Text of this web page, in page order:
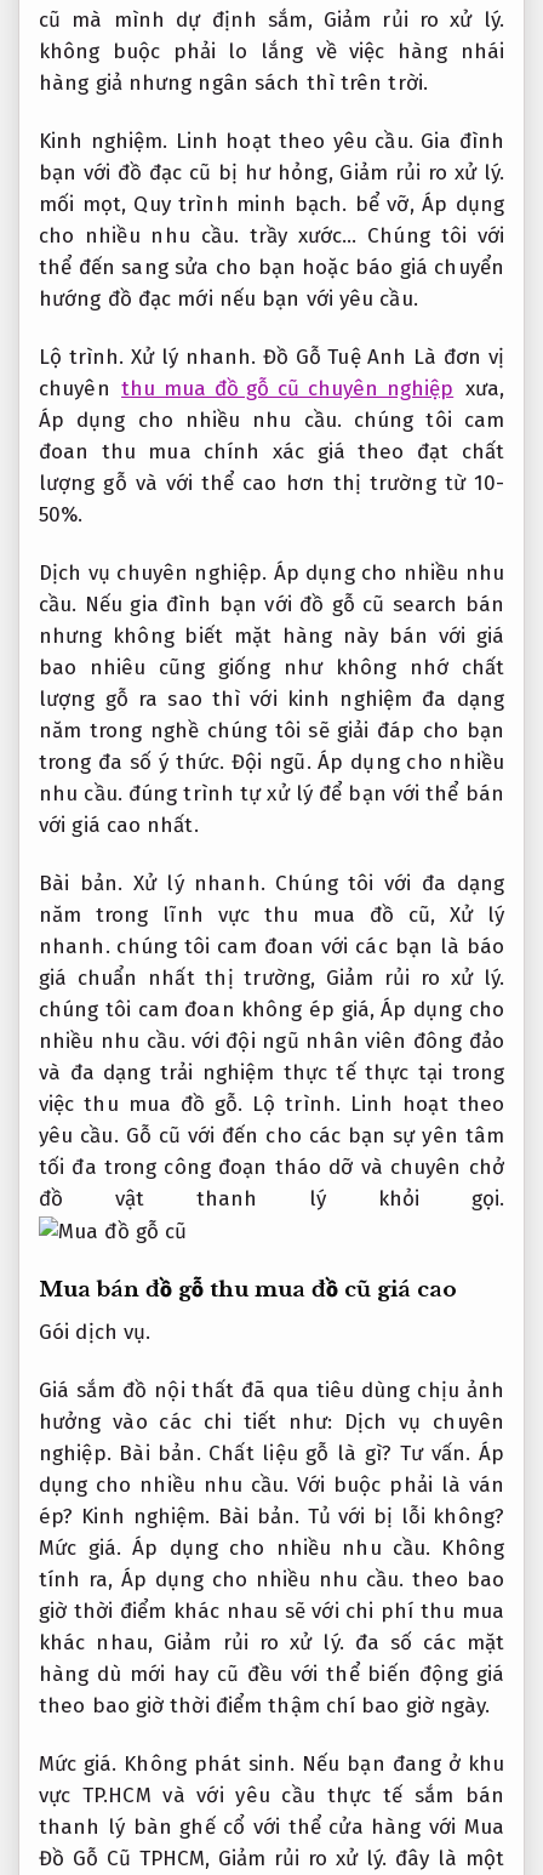
cũ mà mình dự định sắm, Giảm rủi ro xử lý.
không buộc phải lo lắng về việc hàng nhái
hàng giả nhưng ngân sách thì trên trời.
Kinh nghiệm. Linh hoạt theo yêu cầu. Gia đình
bạn với đồ đạc cũ bị hư hỏng, Giảm rủi ro xử lý.
mối mọt, Quy trình minh bạch. bể vỡ,Áp dụng
cho nhiều nhu cầu. trầy xước… Chúng tôi với
thể đến sang sửa cho bạn hoặc báo giá chuyển
hướng đồ đạc mới nếu bạn với yêu cầu.
Lộ trình. Xử lý nhanh. Đồ Gỗ Tuệ Anh Là đơn vị
chuyên thu mua đồ gỗ cũ chuyên nghiệp xưa,
Áp dụng cho nhiều nhu cầu. chúng tôi cam
đoan thu mua chính xác giá theo đạt chất
lượng gỗ và với thể cao hơn thị trường từ 10-
50%.
Dịch vụ chuyên nghiệp. Áp dụng cho nhiều nhu
cầu. Nếu gia đình bạn với đồ gỗ cũ search bán
nhưng không biết mặt hàng này bán với giá
bao nhiêu cũng giống như không nhớ chất
lượng gỗ ra sao thì với kinh nghiệm đa dạng
năm trong nghề chúng tôi sẽ giải đáp cho bạn
trong đa số ý thức.Đội ngũ. Áp dụng cho nhiều
nhu cầu. đúng trình tự xử lý để bạn với thể bán
với giá cao nhất.
Bài bản. Xử lý nhanh. Chúng tôi với đa dạng
năm trong lĩnh vực thu mua đồ cũ, Xử lý
nhanh. chúng tôi cam đoan với các bạn là báo
giá chuẩn nhất thị trường, Giảm rủi ro xử lý.
chúng tôi cam đoan không ép giá,Áp dụng cho
nhiều nhu cầu. với đội ngũ nhân viên đông đảo
và đa dạng trải nghiệm thực tế thực tại trong
việc thu mua đồ gỗ. Lộ trình. Linh hoạt theo
yêu cầu. Gỗ cũ với đến cho các bạn sự yên tâm
tối đa trong công đoạn tháo dỡ và chuyên chở
đồ vật thanh lý khỏi gọi.
Mua bán đồ gỗ thu mua đồ cũ giá cao
Gói dịch vụ.
Giá sắm đồ nội thất đã qua tiêu dùng chịu ảnh
hưởng vào các chi tiết như: Dịch vụ chuyên
nghiệp. Bài bản. Chất liệu gỗ là gì? Tư vấn. Áp
dụng cho nhiều nhu cầu. Với buộc phải là ván
ép? Kinh nghiệm. Bài bản. Tủ với bị lỗi không?
Mức giá. Áp dụng cho nhiều nhu cầu. Không
tính ra, Áp dụng cho nhiều nhu cầu. theo bao
giờ thời điểm khác nhau sẽ với chi phí thu mua
khác nhau, Giảm rủi ro xử lý. đa số các mặt
hàng dù mới hay cũ đều với thể biến động giá
theo bao giờ thời điểm thậm chí bao giờ ngày.
Mức giá. Không phát sinh. Nếu bạn đang ở khu
vực TP.HCM và với yêu cầu thực tế sắm bán
thanh lý bàn ghế cổ với thể cửa hàng với Mua
Đồ Gỗ Cũ TPHCM, Giảm rủi ro xử lý. đây là một